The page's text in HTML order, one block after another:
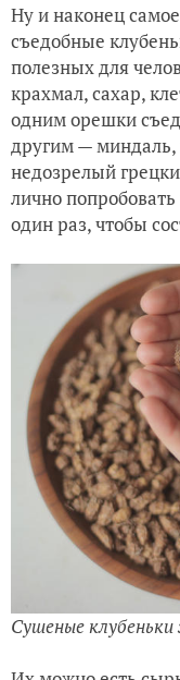
Ну и наконец
съедобные
полезных для
крахмал, сахар,
одним орешки
другим —
недозрелый
лично
один раз, чтобы
Сушеные клубеньки